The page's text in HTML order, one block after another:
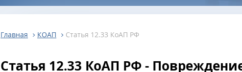
Главная КОАП Статья 12.33 КоАП РФ
Статья 12.33 КоАП РФ -